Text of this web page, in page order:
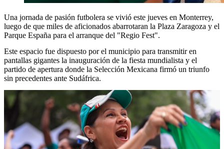
Una jornada de pasión futbolera se vivió este jueves en Monterrey,
luego de que miles de aficionados abarrotaran la Plaza Zaragoza y el
Parque España para el arranque del "Regio Fest".
Este espacio fue dispuesto por el municipio para transmitir en
pantallas gigantes la inauguración de la fiesta mundialista y el
partido de apertura donde la Selección Mexicana firmó un triunfo
sin precedentes ante Sudáfrica.